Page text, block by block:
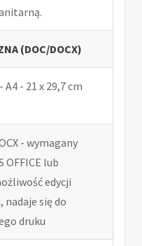
(DOC/DOCX)
A4 - 21 x 29,7 cm
- wymagany
OFFICE lub
edycji
się do
druku